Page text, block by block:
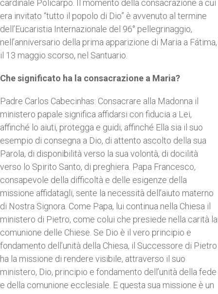
cardinale Policarpo. Il momento della consacrazione a cui
era invitato “tutto il popolo di Dio” è avvenuto al termine
dell’Eucaristia Internazionale del 96° pellegrinaggio,
nell’anniversario della prima apparizione di Maria a Fátima,
il 13 maggio scorso, nel Santuario.
Che significato ha la consacrazione a Maria?
Padre Carlos Cabecinhas: Consacrare alla Madonna il
ministero papale significa affidarsi con fiducia a Lei,
affinché lo aiuti, protegga e guidi; affinché Ella sia il suo
esempio di consegna a Dio, di attento ascolto della sua
Parola, di disponibilità verso la sua volontà, di docilità
verso lo Spirito Santo, di preghiera. Papa Francesco,
consapevole della difficoltà e delle esigenze della
missione affidatagli, sente la necessità dell’aiuto materno
di Nostra Signora. Come Papa, lui continua nella Chiesa il
ministero di Pietro, come colui che presiede nella carità la
comunione delle Chiese. Se Dio è il vero principio e
fondamento dell’unità della Chiesa, il Successore di Pietro
ha la missione di rendere visibile, attraverso il suo
ministero, Dio, principio e fondamento dell’unità della fede
e della comunione ecclesiale. E questa sua missione è un